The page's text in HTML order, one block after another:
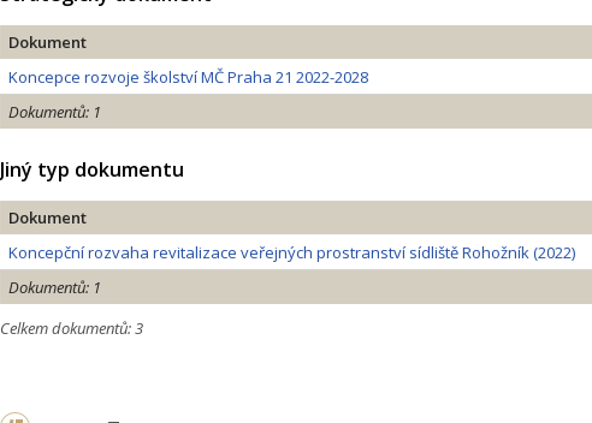
Dokument
Koncepce rozvoje školství MČ Praha 21 2022-2028
Dokumentů: 1
Jiný typ dokumentu
Dokument
Koncepční rozvaha revitalizace veřejných prostranství sídliště Rohožník (2022)
Dokumentů: 1
Celkem dokumentů: 3